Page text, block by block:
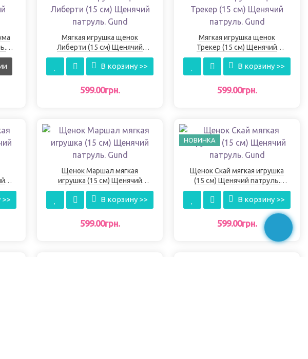
Мягкая игрушка щенок
Либерти (15 см) Щенячий
патруль. Gund
В корзину >>
599.00грн.
Мягкая игрушка щенок
Трекер (15 см) Щенячий
патруль. Gund
В корзину >>
599.00грн.
>>
Щенок Маршал мягкая
игрушка (15 см) Щенячий
патруль. Gund
В корзину >>
599.00грн.
НОВИНКА
Щенок Скай мягкая игрушка
(15 см) Щенячий патруль.
Gund
В корзину >>
599.00грн.